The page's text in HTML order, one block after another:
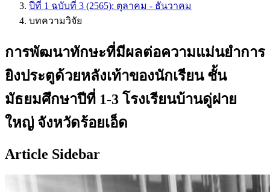
ปีที่ 1 ฉบับที่ 3 (2565): ตุลาคม - ธันวาคม
บทความวิจัย
การพัฒนาทักษะที่มีผลต่อความแม่นยำการ
ยิงประตูด้วยหลังเท้าของนักเรียน ชั้น
มัธยมศึกษาปีที่ 1-3 โรงเรียนบ้านดู่ฝาย
ใหญ่ จังหวัดร้อยเอ็ด
Article Sidebar